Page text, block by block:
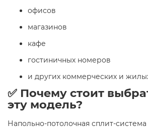
офисов
магазинов
кафе
гостиничных номеров
и других коммерческих и
✅ Почему стоит
эту модель?
Напольно-потолочная сплит-